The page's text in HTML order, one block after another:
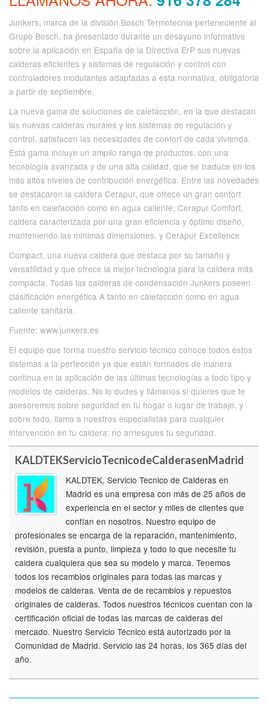
Junkers, marca de la división Bosch Termotecnia perteneciente al
Grupo Bosch, ha presentado durante un desayuno informativo
sobre la aplicación en España de la Directiva ErP sus nuevas
calderas eficientes y sistemas de regulación y control con
controladores modulantes adaptadas a esta normativa, obligatoria
a partir de septiembre.
La nueva gama de soluciones de calefacción, en la que destacan
las nuevas calderas murales y los sistemas de regulación y
control, satisfacen las necesidades de confort de cada vivienda.
Esta gama incluye un amplio rango de productos, con una
tecnología avanzada y de una alta calidad, que se traduce en los
más altos niveles de contribución energética. Entre las novedades
se destacaron la caldera Cerapur, que ofrece un gran confort
tanto en calefacción como en agua caliente; Cerapur Comfort,
caldera caracterizada por una gran eficiencia y óptimo diseño,
manteniendo las mínimas dimensiones, y Cerapur Excellence
Compact, una nueva caldera que destaca por su tamaño y
versatilidad y que ofrece la mejor tecnología para la caldera más
compacta. Todas las calderas de condensación Junkers poseen
clasificación energética A tanto en calefacción como en agua
caliente sanitaria.
Fuente: www.junkers.es
El equipo que forma nuestro servicio técnico conoce todos estos
sistemas a la perfección ya que están formados de manera
continua en la aplicación de las últimas tecnologías a todo tipo y
modelos de calderas. No lo dudes y llámanos si quieres que te
asesoremos sobre seguridad en tu hogar o lugar de trabajo, y
sobre todo, llama a nuestros especialistas para cualquier
intervención en tu caldera; no arriesgues tu seguridad.
KALDTEKServicioTecnicodeCalderasenMadrid
KALDTEK, Servicio Tecnico de Calderas en
Madrid es una empresa con más de 25 años de
experiencia en el sector y miles de clientes que
confían en nosotros. Nuestro equipo de
profesionales se encarga de la reparación, mantenimiento,
revisión, puesta a punto, limpieza y todo lo que necesite tu
caldera cualquiera que sea su modelo y marca. Tenemos
todos los recambios originales para todas las marcas y
modelos de calderas. Venta de de recambios y repuestos
originales de calderas. Todos nuestros técnicos cuentan con la
certificación oficial de todas las marcas de calderas del
mercado. Nuestro Servicio Técnico está autorizado por la
Comunidad de Madrid. Servicio las 24 horas, los 365 días del
año.